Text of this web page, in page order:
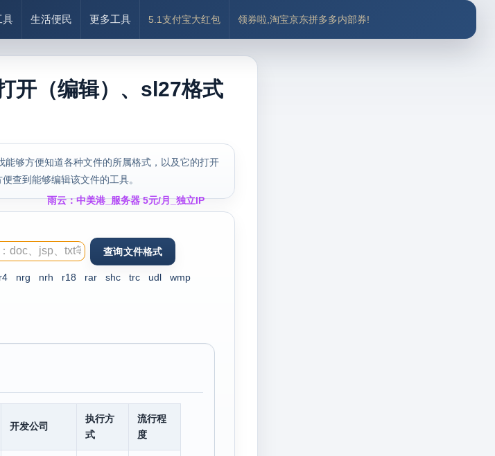
具 生活便民 更多工具 5.1支付宝大红包 领券啦,淘宝京东拼多多内部券!
开（编辑）、sl27格式
够方便知道各种文件的所属格式，以及它的打开
查到能够编辑该文件的工具。
雨云：中美港_服务器 5元/月_独立IP
nrg nrh r18 rar shc trc udl
wmp
开发公司
执行方
式
流行程
度